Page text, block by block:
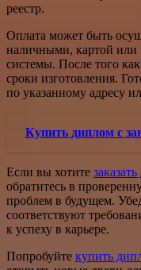
реестр.
Оплата может быть
наличными, картой или
системы. После того
сроки изготовления.
по указанному адресу
Купить диплом с
Если вы хотите
обратитесь в
проблем в будущем.
соответствуют
к успеху в карьере.
Попробуйте купить